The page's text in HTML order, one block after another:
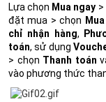
Lựa chọn Mua ngay >
đặt mua > chọn
chỉ nhận hàng,
toán, sử dụng
> chọn Thanh toán
vào phương thức